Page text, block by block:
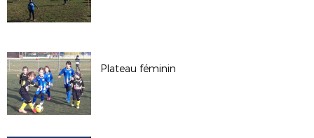
Plateau féminin